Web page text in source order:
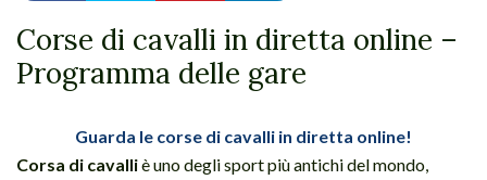
Corse di cavalli in diretta online –
Programma delle gare
Guarda le corse di cavalli in diretta online!
Corsa di cavalliè uno degli sport più antichi del mondo,